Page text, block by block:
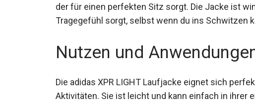
Saum, der für einen perfekten Sitz sorgt. Die
angenehmes Tragegefühl sorgt, selbst wenn du
Nutzen und
Die adidas XPR LIGHT Laufjacke eignet sich
Aktivitäten. Sie ist leicht und kann einfach in ihrer